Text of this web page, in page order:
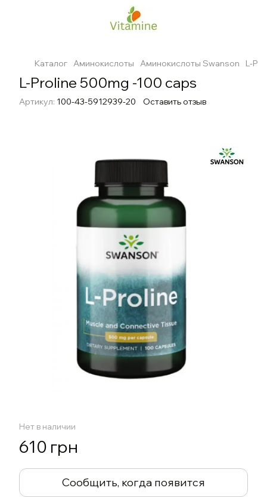
Каталог Аминокислоты Аминокислоты Swanson L-
L-Proline 500mg -100 caps
Артикул: 100-43-5912939-20 Оставить отзыв
Нет в наличии
610 грн
Сообщить, когда появится